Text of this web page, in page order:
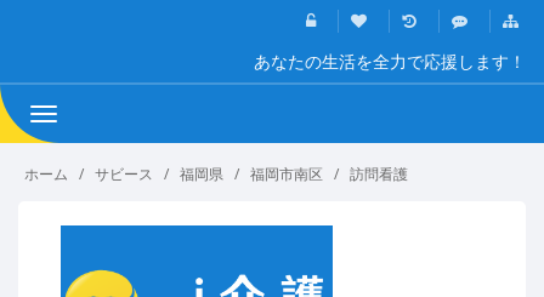
あなたの生活を全力で応援します！
Toggle
navigation
ホーム サビース 福岡県 福岡市南区 訪問看護